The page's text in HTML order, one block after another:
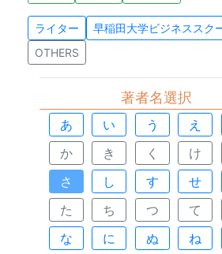
ライター
早稲田大学ビジネススク
OTHERS
著者名選択
あ い う え
か
き く け
さ
し す せ
た
ち つ て
な
に ぬ ね